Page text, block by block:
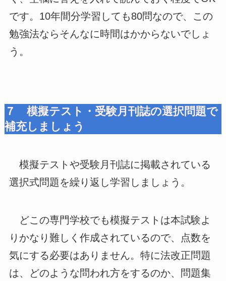
です。10年間分学習しても80問なので、この
勉強法ならそんなに時間はかからないでしょ
う。
７ 模擬テスト・受験月刊誌の選択問題で
補充しましょう
模擬テストや受験月刊誌に掲載されている
選択式問題を繰り返し学習しましょう。
どこの専門学校でも模擬テストは本試験よ
りかなり難しく作成されているので、点数を
気にする必要はありません。特に法改正問題
は、どのような問われ方をするのか、問題集